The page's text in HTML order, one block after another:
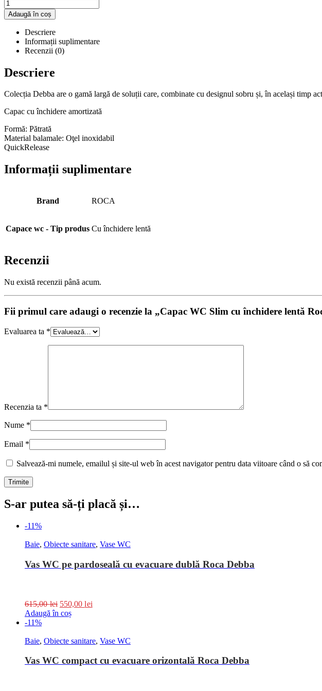
Adaugă în coș
Descriere
Informații suplimentare
Recenzii (0)
Descriere
Colecția Debba are o gamă largă de soluții care, combinate cu designul sobru și, în același timp
Capac cu închidere amortizată
Formă: Pătrată
Material balamale: Oţel inoxidabil
QuickRelease
Informații suplimentare
Brand ROCA
Capace wc - Tip produs Cu închidere lentă
Recenzii
Nu există recenzii până acum.
Fii primul care adaugi o recenzie la „Capac WC Slim cu închidere lentă
Evaluarea ta *
Recenzia ta *
Nume *
Email *
Salvează-mi numele, emailul și site-ul web în acest navigator pentru data viitoare când o să
S-ar putea să-ți placă și…
-11%
Baie, Obiecte sanitare, Vase WC
Vas WC pe pardoseală cu evacuare dublă Roca Debba
615,00lei 550,00lei
Adaugă în coș
-11%
Baie, Obiecte sanitare, Vase WC
Vas WC compact cu evacuare orizontală Roca Debba